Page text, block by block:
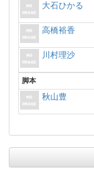
大石ひかる
高橋裕香
川村理沙
脚本
秋山豊